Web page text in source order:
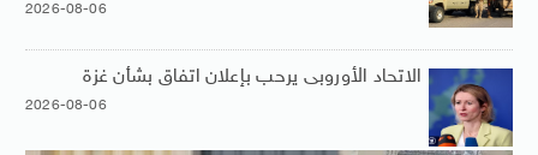
2026-08-06
الاتحاد الأوروبى يرحب بإعلان اتفاق بشأن غزة
2026-08-06